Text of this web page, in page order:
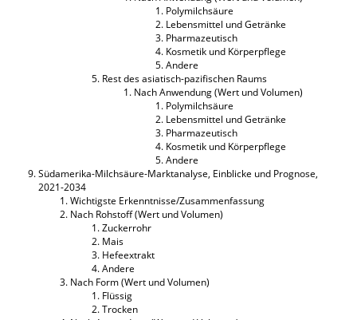
Polymilchsäure
Lebensmittel und Getränke
Pharmazeutisch
Kosmetik und Körperpflege
Andere
Rest des asiatisch-pazifischen Raums
Nach Anwendung (Wert und Volumen)
Polymilchsäure
Lebensmittel und Getränke
Pharmazeutisch
Kosmetik und Körperpflege
Andere
Südamerika-Milchsäure-Marktanalyse, Einblicke und Prognose,
2021-2034
Wichtigste Erkenntnisse/Zusammenfassung
Nach Rohstoff (Wert und Volumen)
Zuckerrohr
Mais
Hefeextrakt
Andere
Nach Form (Wert und Volumen)
Flüssig
Trocken